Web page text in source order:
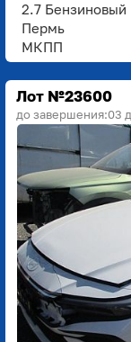
2.7 Бензиновый
Пермь
МКПП
Лот №23600
до завершения:03